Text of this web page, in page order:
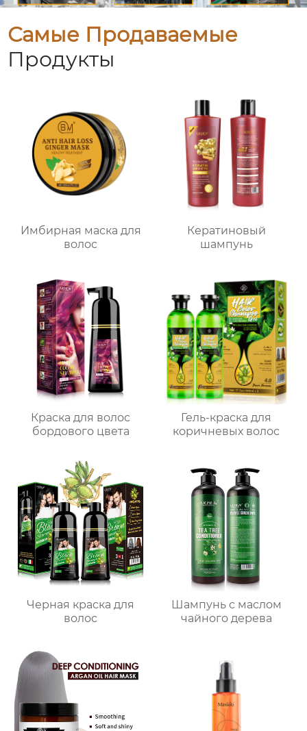
Самые Продаваемые
Продукты
Имбирная маска для
волос
Кератиновый
шампунь
Краска для волос
бордового цвета
Гель-краска для
коричневых волос
Черная краска для
волос
Шампунь с маслом
чайного дерева